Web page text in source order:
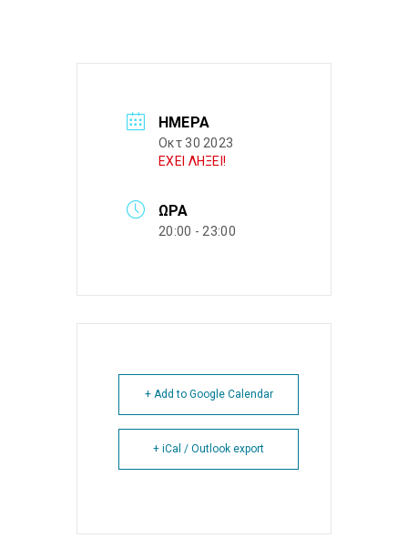
ΗΜΈΡΑ
Οκτ 30 2023
ΕΧΕΙ ΛΗΞΕΙ!
ΏΡΑ
20:00 - 23:00
+ Add to Google Calendar
+ iCal / Outlook export